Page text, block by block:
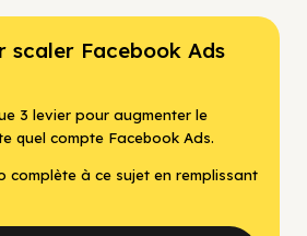
scaler Facebook Ads
3 levier pour augmenter le
quel compte Facebook Ads.
complète à ce sujet en remplissant